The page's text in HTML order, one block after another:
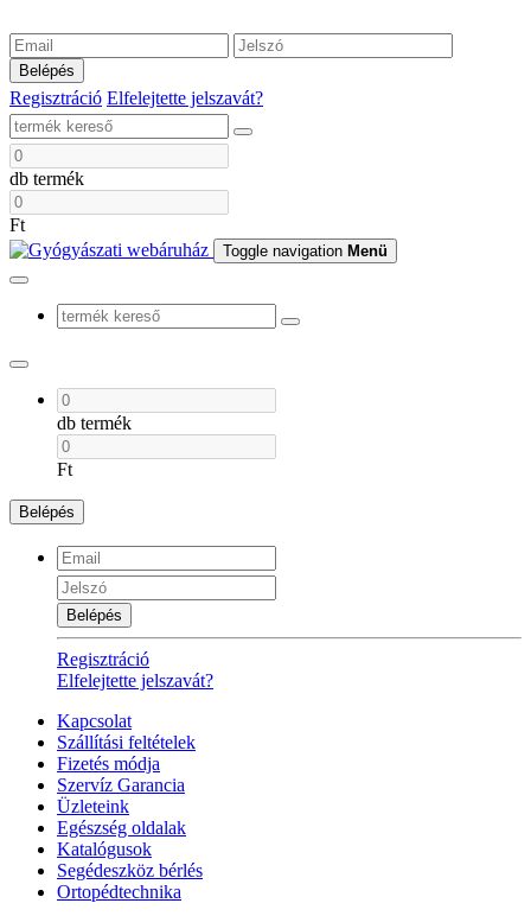
Belépés
Regisztráció Elfelejtette jelszavát?
db termék
Ft
Toggle navigation Menü
db termék
Ft
Belépés
Belépés
Regisztráció
Elfelejtette jelszavát?
Kapcsolat
Szállítási feltételek
Fizetés módja
Szervíz Garancia
Üzleteink
Egészség oldalak
Katalógusok
Segédeszköz bérlés
Ortopédtechnika